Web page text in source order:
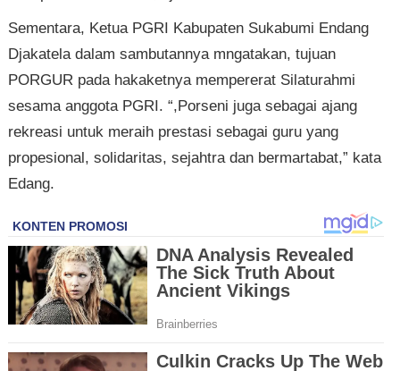
Sementara, Ketua PGRI Kabupaten Sukabumi Endang
Djakatela dalam sambutannya mngatakan, tujuan
PORGUR pada hakaketnya mempererat Silaturahmi
sesama anggota PGRI. “,Porseni juga sebagai ajang
rekreasi untuk meraih prestasi sebagai guru yang
propesional, solidaritas, sejahtra dan bermartabat,” kata
Edang.